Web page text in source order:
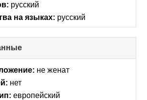
contents
русский
на языках: русский
to
collapseне женат
нет
европейский